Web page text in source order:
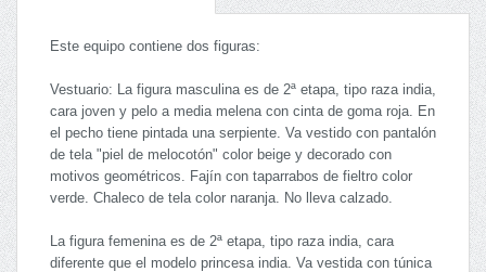
Este equipo contiene dos figuras:
Vestuario: La figura masculina es de 2ª etapa, tipo raza india,
cara joven y pelo a media melena con cinta de goma roja. En
el pecho tiene pintada una serpiente. Va vestido con pantalón
de tela "piel de melocotón" color beige y decorado con
motivos geométricos. Fajín con taparrabos de fieltro color
verde. Chaleco de tela color naranja. No lleva calzado.
La figura femenina es de 2ª etapa, tipo raza india, cara
diferente que el modelo princesa india. Va vestida con túnica